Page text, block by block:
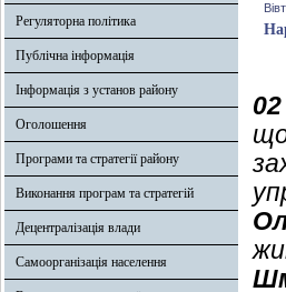
Регуляторна політика
Публічна інформація
Інформація з установ району
Оголошення
Програми та стратегії району
Виконання програм та стратегій
Децентралізація влади
Самоорганізація населення